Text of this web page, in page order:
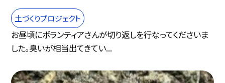
土づくりプロジェクト
お昼頃にボランティアさんが切り返しを行なってくださいま
した。臭いが相当出てきてい...